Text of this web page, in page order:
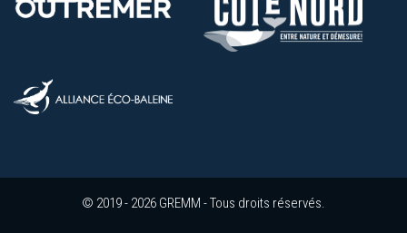
© 2019 - 2026 GREMM - Tous droits réservés.